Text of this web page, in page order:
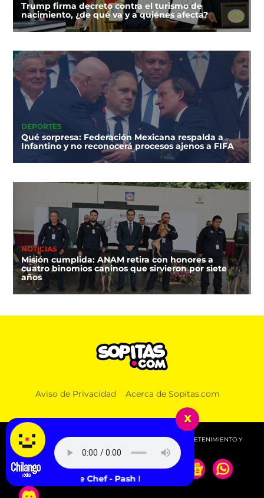
Trump firma decreto contra el turismo de
nacimiento, ¿de qué va y a quiénes afecta?
DEPORTES
Qué sorpresa: Federación Mexicana respalda a
Infantino y no reconocerá procesos ajenos a FIFA
NOTICIAS
Misión cumplida: ANAM retira con honores a
cuatro binomios caninos que sirvieron por siete
años
Aviso de Privacidad Acerca de Sopitas.com
© 2026 SOPITAS.COM - MÚSICA, NOTICIAS, DEPORTES, ENTRETENIMIENTO Y
MÁS!.
x
Surprise Chef - Pash Rash